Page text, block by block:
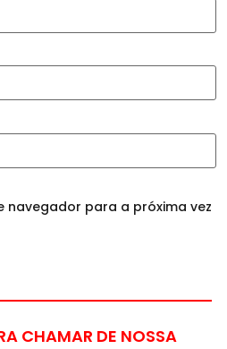
navegador para a próxima vez
CHAMAR DE NOSSA